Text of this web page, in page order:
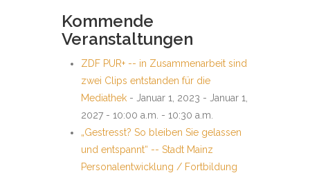
n
Kommende
Veranstaltungen
ZDF PUR+ -- in Zusammenarbeit sind
zwei Clips entstanden für die
Mediathek - Januar 1, 2023 - Januar 1,
2027 - 10:00 a.m. - 10:30 a.m.
„Gestresst? So bleiben Sie gelassen
und entspannt“ -- Stadt Mainz
Personalentwicklung / Fortbildung